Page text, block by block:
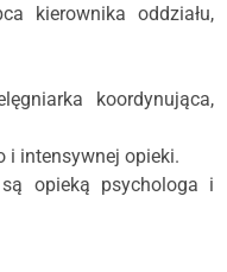
kierownika oddziału,
koordynująca,
i intensywnej opieki.
opieką psychologa i